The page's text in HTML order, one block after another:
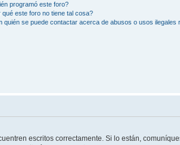
programó este foro?
qué este foro no tiene tal cosa?
quién se puede contactar acerca de abusos o usos ilegales
escritos correctamente. Si lo están,